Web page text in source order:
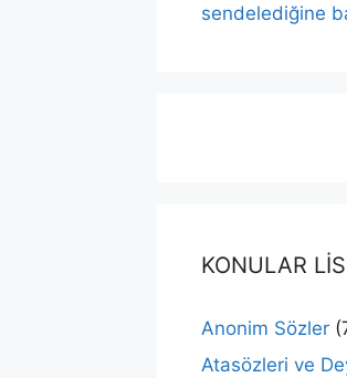
sendelediğine
KONULAR
Anonim Sözler
Atasözleri ve